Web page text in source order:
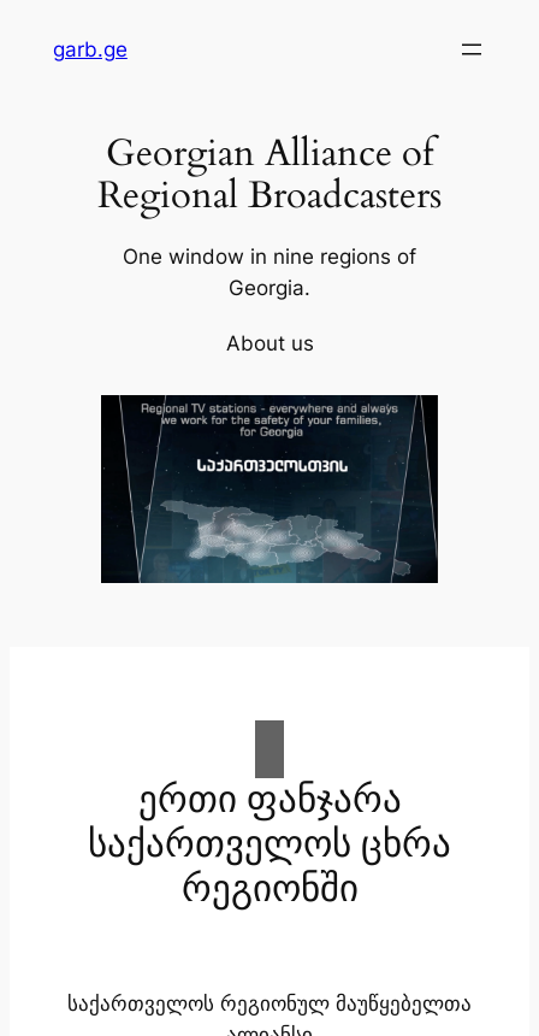
garb.ge
Georgian Alliance of
Regional Broadcasters
One window in nine regions of
Georgia.
About us
ერთი ფანჯარა
საქართველოს ცხრა
რეგიონში
საქართველოს რეგიონულ მაუწყებელთა